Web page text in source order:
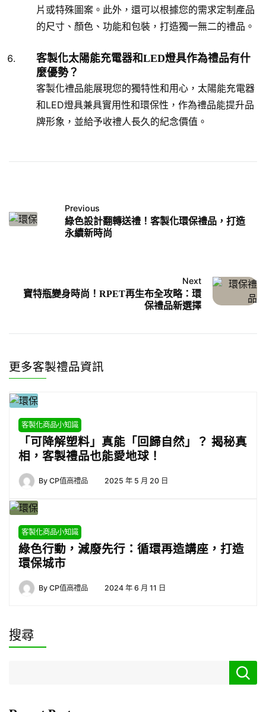
片或特殊圖案。此外，還可以根據您的需求定制產品
的尺寸、顏色、功能和包裝，打造獨一無二的禮品。
客製化太陽能充電器和LED燈具作為禮品有什
麼優勢？
客製化禮品能展現您的獨特性和用心，太陽能充電器
和LED燈具兼具實用性和環保性，作為禮品能提升品
牌形象，並給予收禮人長久的紀念價值。
Previous
綠色設計翻轉送禮！客製化環保禮品，打造
永續新時尚
Next
寶特瓶變身時尚！RPET再生布全攻略：環
保禮品新選擇
更多客製禮品資訊
客製化商品小知識
「可降解塑料」真能「回歸自然」？ 揭秘真
相，客製禮品也能愛地球！
By CP值高禮品 2025 年 5 月 20 日
客製化商品小知識
綠色行動，減廢先行：循環再造講座，打造
環保城市
By CP值高禮品 2024 年 6 月 11 日
搜尋